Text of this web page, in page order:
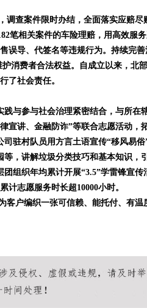
查案件限时办结，全面落实应赔尽
笔相关案件的车险理赔，用高效服
误导、代签名等违规行为。持续完
消费者合法权益。自成立以来，北
了社会责任。
与参与社会治理紧密结合，与所在
宣讲、金融防诈”等联合志愿活动，
驻村队员用方言土语宣传“移风易俗
，讲解垃圾分类技巧和基本知识，
组织年均累计开展“3.5”学雷锋宣传
计志愿服务时长超10000小时。
户编织一张可信赖、能托付、有温